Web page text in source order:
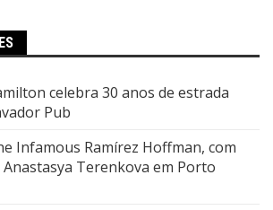
celebra 30 anos de estrada
Pub
Infamous Ramírez Hoffman, com
Terenkova em Porto